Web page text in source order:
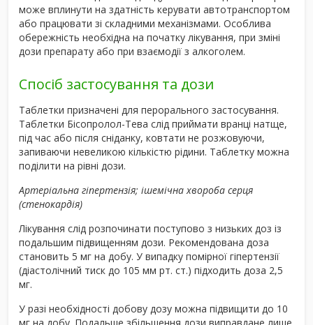
може вплинути на здатність керувати автотранспортом
або працювати зі складними механізмами. Особлива
обережність необхідна на початку лікування, при зміні
дози препарату або при взаємодії з алкоголем.
Спосіб застосування та дози
Таблетки призначені для перорального застосування.
Таблетки Бісопролол-Тева слід приймати вранці натще,
під час або після сніданку, ковтати не розжовуючи,
запиваючи невеликою кількістю рідини. Таблетку можна
поділити на рівні дози.
Артеріальна гіпертензія; ішемічна хвороба серця
(стенокардія)
Лікування слід розпочинати поступово з низьких доз із
подальшим підвищенням дози. Рекомендована доза
становить 5 мг на добу. У випадку помірної гіпертензії
(діастолічний тиск до 105 мм рт. ст.) підходить доза 2,5
мг.
У разі необхідності добову дозу можна підвищити до 10